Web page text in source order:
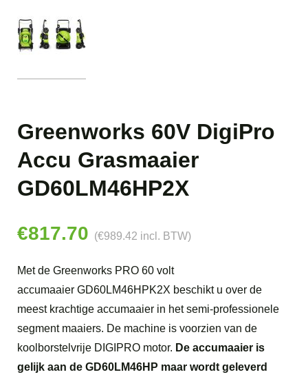
Greenworks 60V DigiPro
Accu Grasmaaier
GD60LM46HP2X
€817.70 (€989.42 incl. BTW)
Met de Greenworks PRO 60 volt
accumaaier GD60LM46HPK2X beschikt u over de
meest krachtige accumaaier in het semi-professionele
segment maaiers. De machine is voorzien van de
koolborstelvrije DIGIPRO motor. De accumaaier is
gelijk aan de GD60LM46HP maar wordt geleverd